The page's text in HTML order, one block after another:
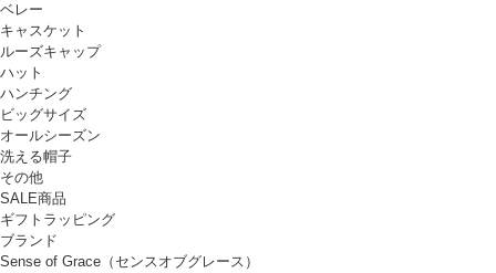
ベレー
キャスケット
ルーズキャップ
ハット
ハンチング
ビッグサイズ
オールシーズン
洗える帽子
その他
SALE商品
ギフトラッピング
ブランド
Sense of Grace（センスオブグレース）